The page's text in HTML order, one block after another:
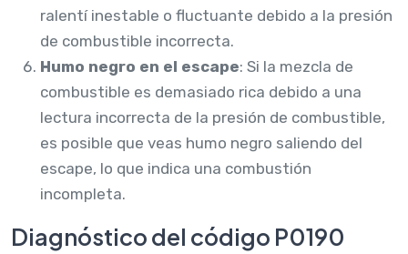
ralentí inestable o fluctuante debido a la presión
de combustible incorrecta.
Humo negro en el escape: Si la mezcla de
combustible es demasiado rica debido a una
lectura incorrecta de la presión de combustible,
es posible que veas humo negro saliendo del
escape, lo que indica una combustión
incompleta.
Diagnóstico del código P0190